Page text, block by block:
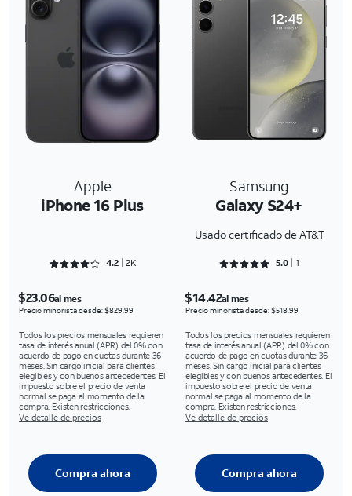
Apple
iPhone 16 Plus
Samsung
Galaxy S24+
Usado certificado de AT&T
Rated 4.2736 out of 5
4.2 2K Rated 5 out of 5
5.0 1
$23.06al mes
Precio minorista desde: $829.99
Todos los precios mensuales requieren
tasa de interés anual (APR) del 0% con
acuerdo de pago en cuotas durante 36
meses. Sin cargo inicial para clientes
elegibles y con buenos antecedentes. El
impuesto sobre el precio de venta
normal se paga al momento de la
compra. Existen restricciones.
Ve detalle de precios
$14.42al mes
Precio minorista desde: $518.99
Todos los precios mensuales requieren
tasa de interés anual (APR) del 0% con
acuerdo de pago en cuotas durante 36
meses. Sin cargo inicial para clientes
elegibles y con buenos antecedentes. El
impuesto sobre el precio de venta
normal se paga al momento de la
compra. Existen restricciones.
Ve detalle de precios
Compra ahora Compra ahora